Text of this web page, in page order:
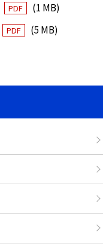
PDF
(1 MB)
PDF
(5 MB)